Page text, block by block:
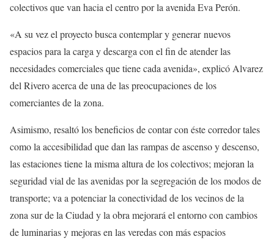
colectivos que van hacia el centro por la avenida Eva Perón.
«A su vez el proyecto busca contemplar y generar nuevos
espacios para la carga y descarga con el fin de atender las
necesidades comerciales que tiene cada avenida», explicó Alvarez
del Rivero acerca de una de las preocupaciones de los
comerciantes de la zona.
Asimismo, resaltó los beneficios de contar con éste corredor tales
como la accesibilidad que dan las rampas de ascenso y descenso,
las estaciones tiene la misma altura de los colectivos; mejoran la
seguridad vial de las avenidas por la segregación de los modos de
transporte; va a potenciar la conectividad de los vecinos de la
zona sur de la Ciudad y la obra mejorará el entorno con cambios
de luminarias y mejoras en las veredas con más espacios